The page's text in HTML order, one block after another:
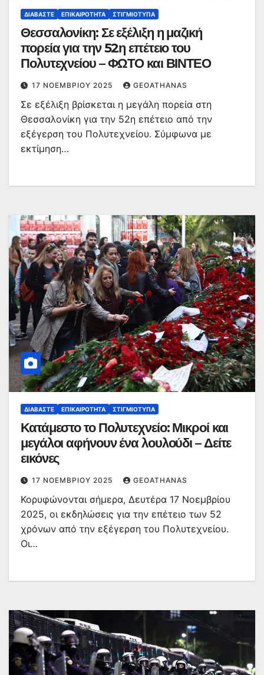
ΔΙΑΒΆΣΤΕ ΕΠΙΚΑΙΡΌΤΗΤΑ ΣΤΙΓΜΙΌΤΥΠΑ
Θεσσαλονίκη: Σε εξέλιξη η μαζική
πορεία για την 52η επέτειο του
Πολυτεχνείου – ΦΩΤΟ και ΒΙΝΤΕΟ
17 ΝΟΕΜΒΡΊΟΥ 2025 GEOATHANAS
Σε εξέλιξη βρίσκεται η μεγάλη πορεία στη
Θεσσαλονίκη για την 52η επέτειο από την
εξέγερση του Πολυτεχνείου. Σύμφωνα με
εκτίμηση…
ΔΙΑΒΆΣΤΕ ΕΠΙΚΑΙΡΌΤΗΤΑ ΣΤΙΓΜΙΌΤΥΠΑ
Κατάμεστο το Πολυτεχνείο: Μικροί και
μεγάλοι αφήνουν ένα λουλούδι – Δείτε
εικόνες
17 ΝΟΕΜΒΡΊΟΥ 2025 GEOATHANAS
Κορυφώνονται σήμερα, Δευτέρα 17 Νοεμβρίου
2025, οι εκδηλώσεις για την επέτειο των 52
χρόνων από την εξέγερση του Πολυτεχνείου.
Οι…